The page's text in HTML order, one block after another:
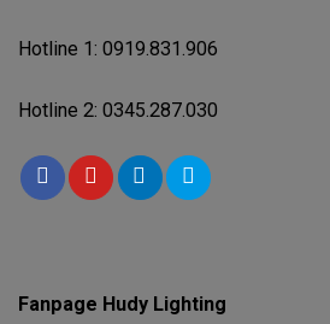
Hotline 1: 0919.831.906
Hotline 2: 0345.287.030
Fanpage Hudy Lighting